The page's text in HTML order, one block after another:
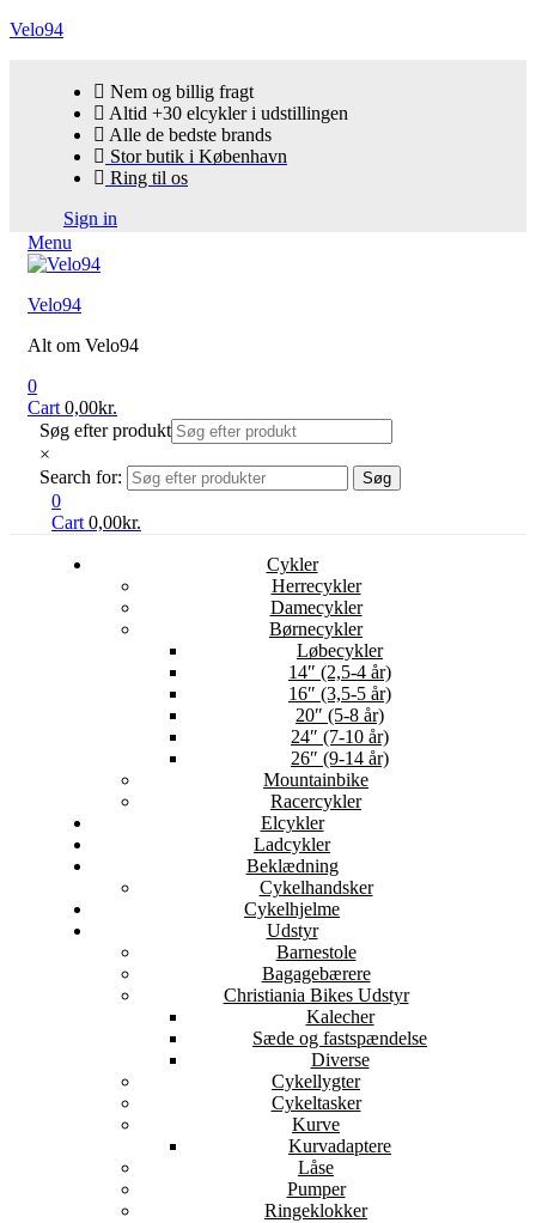
Velo94
Nem og billig fragt
Altid +30 elcykler i udstillingen
Alle de bedste brands
Stor butik i København
Ring til os
Sign in
Menu
Velo94
Alt om Velo94
0
Cart 0,00kr.
Søg efter produkt
×
Search for:
Søg
0
Cart 0,00kr.
Cykler
Herrecykler
Damecykler
Børnecykler
Løbecykler
14″ (2,5-4 år)
16″ (3,5-5 år)
20″ (5-8 år)
24″ (7-10 år)
26″ (9-14 år)
Mountainbike
Racercykler
Elcykler
Ladcykler
Beklædning
Cykelhandsker
Cykelhjelme
Udstyr
Barnestole
Bagagebærere
Christiania Bikes Udstyr
Kalecher
Sæde og fastspændelse
Diverse
Cykellygter
Cykeltasker
Kurve
Kurvadaptere
Låse
Pumper
Ringeklokker